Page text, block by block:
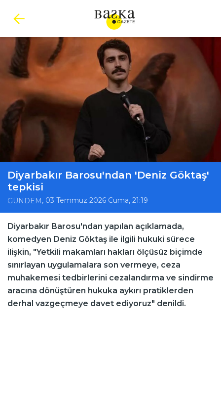
Diyarbakır Barosu'ndan 'Deniz Göktaş'
tepkisi
GÜNDEM , 03 Temmuz 2026 Cuma, 21:19
Diyarbakır Barosu'ndan yapılan açıklamada,
komedyen Deniz Göktaş ile ilgili hukuki sürece
ilişkin, "Yetkili makamları hakları ölçüsüz biçimde
sınırlayan uygulamalara son vermeye, ceza
muhakemesi tedbirlerini cezalandırma ve sindirme
aracına dönüştüren hukuka aykırı pratiklerden
derhal vazgeçmeye davet ediyoruz" denildi.